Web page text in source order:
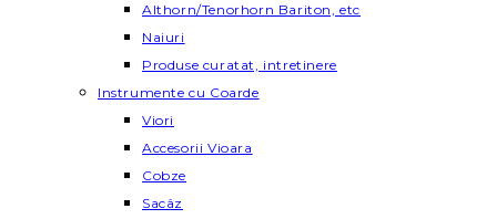
Althorn/Tenorhorn Bariton, etc
Naiuri
Produse curatat, intretinere
Instrumente cu Coarde
Viori
Accesorii Vioara
Cobze
Sacâz